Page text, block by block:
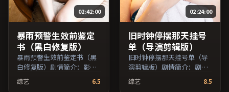
02:42:00
暴雨预警生效前鉴定
书（黑白修复版）
暴雨预警生效前鉴定书（黑
白修复版）剧情简介：影片
试图追问「归属」与「告
别」的主题，人物关系在误
综艺 6.5
02:24:00
旧时钟停摆那天挂号
单（导演剪辑版）
旧时钟停摆那天挂号单（导
演剪辑版）剧情简介：剧情
围绕一次意外转折展开，美
术与场景还原了特定年代质
综艺 8.5